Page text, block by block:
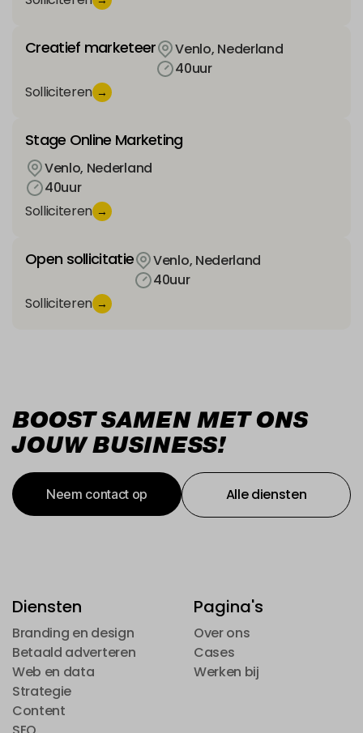
Creatief marketeer
Venlo, Nederland
40uur
Solliciteren →
Stage Online Marketing
Venlo, Nederland
40uur
Solliciteren →
Open sollicitatie
Venlo, Nederland
40uur
Solliciteren →
BOOST SAMEN MET ONS
JOUW BUSINESS!
Neem contact op
Neem contact op
Alle diensten
Alle diensten
Diensten
Branding en design
Branding en design
Betaald adverteren
Betaald adverteren
Web en data
Web en data
Strategie
Strategie
Content
Pagina's
Over ons
Over ons
Cases
Cases
Werken bij